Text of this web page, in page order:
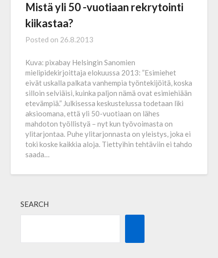
Mistä yli 50 -vuotiaan rekrytointi
kiikastaa?
Posted on 26.8.2013
Kuva: pixabay Helsingin Sanomien
mielipidekirjoittaja elokuussa 2013: ”Esimiehet
eivät uskalla palkata vanhempia työntekijöitä, koska
silloin selviäisi, kuinka paljon nämä ovat esimiehiään
etevämpiä.” Julkisessa keskustelussa todetaan liki
aksioomana, että yli 50-vuotiaan on lähes
mahdoton työllistyä – nyt kun työvoimasta on
ylitarjontaa. Puhe ylitarjonnasta on yleistys, joka ei
toki koske kaikkia aloja. Tiettyihin tehtäviin ei tahdo
saada…
SEARCH